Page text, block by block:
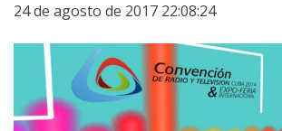
24 de agosto de 2017 22:08:24